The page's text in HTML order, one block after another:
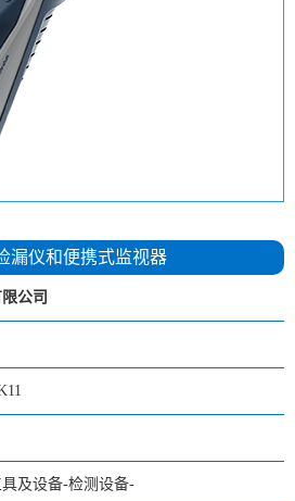
漏仪和便携式监视器
公司
及设备-检测设备-